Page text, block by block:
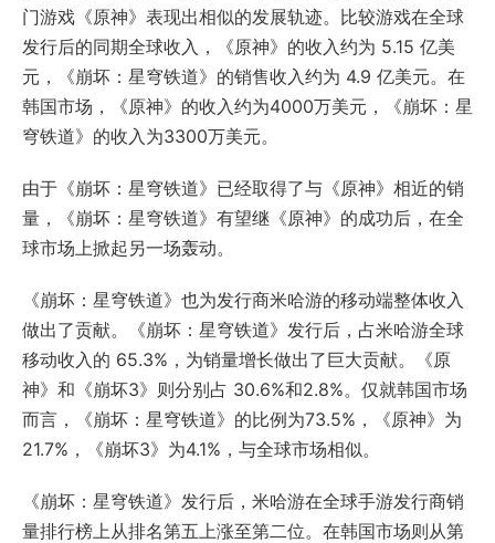
门游戏《原神》表现出相似的发展轨迹。比较游戏在全球
发行后的同期全球收入，《原神》的收入约为 5.15 亿美
元，《崩坏：星穹铁道》的销售收入约为 4.9 亿美元。在
韩国市场，《原神》的收入约为4000万美元，《崩坏：星
穹铁道》的收入为3300万美元。
由于《崩坏：星穹铁道》已经取得了与《原神》相近的销
量，《崩坏：星穹铁道》有望继《原神》的成功后，在全
球市场上掀起另一场轰动。
《崩坏：星穹铁道》也为发行商米哈游的移动端整体收入
做出了贡献。《崩坏：星穹铁道》发行后，占米哈游全球
移动收入的 65.3%，为销量增长做出了巨大贡献。《原
神》和《崩坏3》则分别占 30.6%和2.8%。仅就韩国市场
而言，《崩坏：星穹铁道》的比例为73.5%，《原神》为
21.7%，《崩坏3》为4.1%，与全球市场相似。
《崩坏：星穹铁道》发行后，米哈游在全球手游发行商销
量排行榜上从排名第五上涨至第二位。在韩国市场则从第